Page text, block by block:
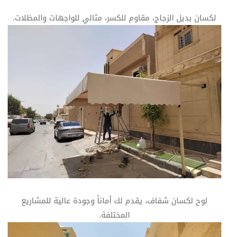
لكسان بديل الزجاج، مقاوم للكسر، مثالي للواجهات والمظلات.
لوح لكسان شفاف، يقدم لك أماناً وجودة عالية للمشاريع
المختلفة.